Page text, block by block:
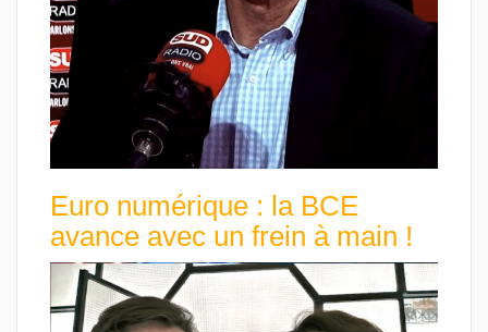
Euro numérique : la BCE
avance avec un frein à main !